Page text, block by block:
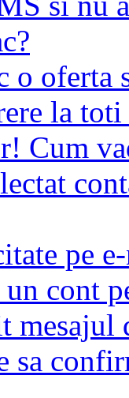
o oferta
la
Cum
pe
cont
mesajul
sa